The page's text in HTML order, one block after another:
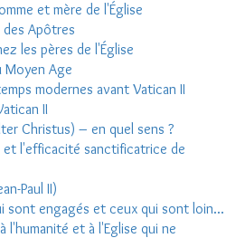
et mère de l'Église
Apôtres
les pères de l'Église
Moyen Age
modernes avant Vatican II
II
Christus) – en quel sens ?
et l'efficacité sanctificatrice de
Paul II)
sont engagés et ceux qui sont loin...
l'humanité et à l'Eglise qui ne